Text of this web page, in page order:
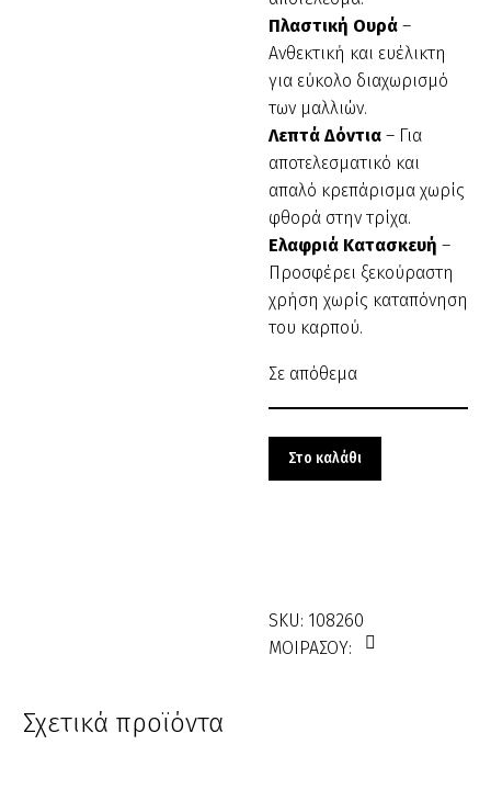
Πλαστική Ουρά –
Ανθεκτική και ευέλικτη
για εύκολο διαχωρισμό
των μαλλιών.
Λεπτά Δόντια – Για
αποτελεσματικό και
απαλό κρεπάρισμα χωρίς
φθορά στην τρίχα.
Ελαφριά Κατασκευή –
Προσφέρει ξεκούραστη
χρήση χωρίς καταπόνηση
του καρπού.
Σε απόθεμα
Κρεπαρίσματος
Λισουάρ
Στο καλάθι
SKU: 108260
ΜΟΙΡΑΣΟΥ:
Σχετικά προϊόντα